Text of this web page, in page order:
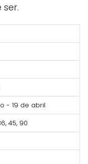
- 19 de abril
45, 90